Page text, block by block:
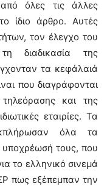
όλες τις άλλες
ίδιο άρθρο. Αυτές
τον έλεγχο του
διαδικασία της
τα κεφάλαιά
που διαγράφονται
και της
εταιρίες. Τα
όλα τα
τους, που
το ελληνικό σινεμά
πως εξέπεμπαν την